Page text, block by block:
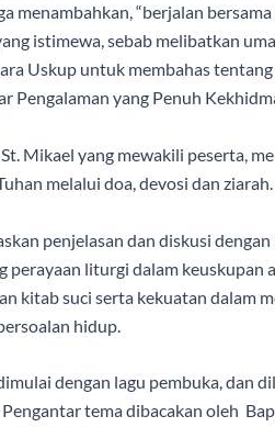
menambahkan, “berjalan
istimewa, sebab melibatkan
Uskup untuk membahas tentang
Pengalaman yang Penuh
Mikael yang mewakili peserta,
melalui doa, devosi dan ziarah.
penjelasan dan diskusi
liturgi dalam keuskupan
kitab suci serta kekuatan dalam
hidup.
dengan lagu pembuka, dan
tema dibacakan oleh